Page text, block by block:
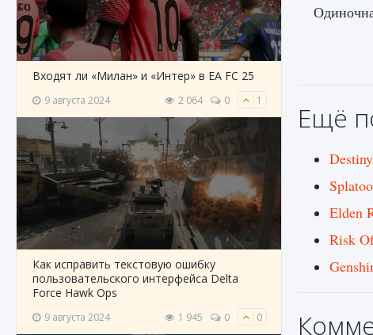
Входят ли «Милан» и «Интер» в EA FC 25
9 августа 2024 2 064 0 1
Как исправить текстовую ошибку
пользовательского интерфейса Delta
Force Hawk Ops
9 августа 2024 1 945 0 0
Ещё
Elden
Risk